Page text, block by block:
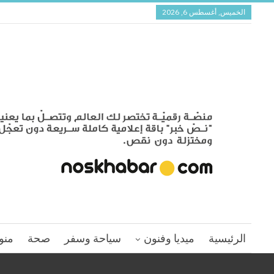
الخميس, أغسطس 6, 2026
الرئيسية ميديا وفنون سياحة وسفر صحة